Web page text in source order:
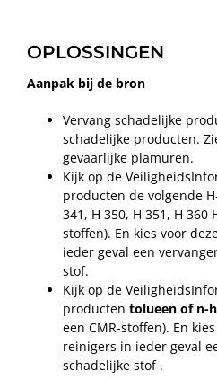
OPLOSSINGEN
Aanpak bij de bron
Vervang schadelijke
schadelijke producten.
gevaarlijke plamuren.
Kijk op de
producten de volgende
341, H 350, H 351, H 360
stoffen). En kies voor
ieder geval een
stof.
Kijk op de
producten tolueen of n-
een CMR-stoffen). En
reinigers in ieder geval
schadelijke stof .